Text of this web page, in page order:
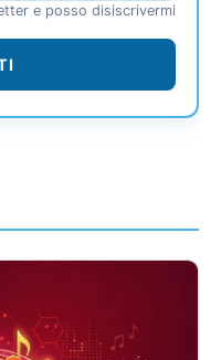
e posso disiscrivermi